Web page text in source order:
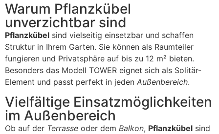
Warum Pflanzkübel
unverzichtbar sind
Pflanzkübel sind vielseitig einsetzbar und schaffen
Struktur in Ihrem Garten. Sie können als Raumteiler
fungieren und Privatsphäre auf bis zu 12 m² bieten.
Besonders das Modell TOWER eignet sich als Solitär-
Element und passt perfekt in jeden Außenbereich.
Vielfältige Einsatzmöglichkeiten
im Außenbereich
Ob auf der Terrasse oder dem Balkon, Pflanzkübel sind